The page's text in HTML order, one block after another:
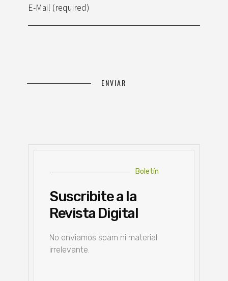
E-Mail (required)
Boletín
Suscribite a la
Revista Digital
No enviamos spam ni material
irrelevante.